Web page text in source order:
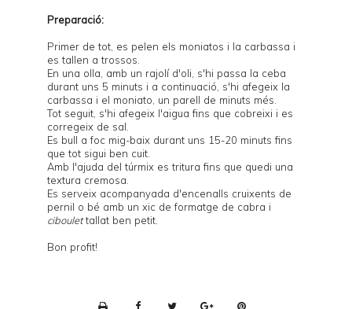
Preparació:
Primer de tot, es pelen els moniatos i la carbassa i
es tallen a trossos.
En una olla, amb un rajolí d'oli, s'hi passa la ceba
durant uns 5 minuts i a continuació, s'hi afegeix la
carbassa i el moniato, un parell de minuts més.
Tot seguit, s'hi afegeix l'aigua fins que cobreixi i es
corregeix de sal.
Es bull a foc mig-baix durant uns 15-20 minuts fins
que tot sigui ben cuit.
Amb l'ajuda del túrmix es tritura fins que quedi una
textura cremosa.
Es serveix acompanyada d'encenalls cruixents de
pernil o bé amb un xic de formatge de cabra i
ciboulettallat ben petit.
Bon profit!